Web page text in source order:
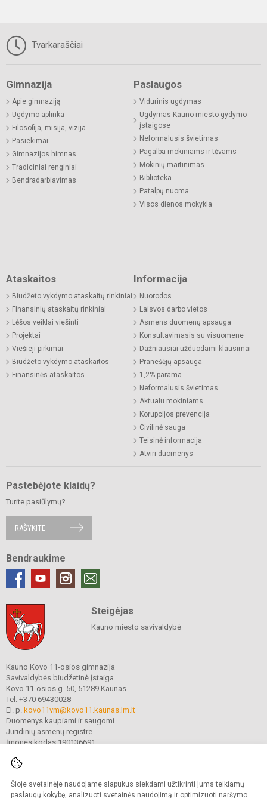
Šioje svetainėje naudojame slapukus siekdami užtikrinti jums teikiamų
paslaugų kokybę, analizuoti svetainės naudojimą ir optimizuoti naršymo
Tvarkaraščiai
Gimnazija
Apie gimnaziją
Ugdymo aplinka
Filosofija, misija, vizija
Pasiekimai
Gimnazijos himnas
Tradiciniai renginiai
Bendradarbiavimas
Paslaugos
Vidurinis ugdymas
Ugdymas Kauno miesto gydymo
įstaigose
Neformalusis švietimas
Pagalba mokiniams ir tėvams
Mokinių maitinimas
Biblioteka
Patalpų nuoma
Visos dienos mokykla
Ataskaitos
Biudžeto vykdymo ataskaitų rinkiniai
Finansinių ataskaitų rinkiniai
Lėšos veiklai viešinti
Projektai
Viešieji pirkimai
Biudžeto vykdymo ataskaitos
Finansinės ataskaitos
Informacija
Nuorodos
Laisvos darbo vietos
Asmens duomenų apsauga
Konsultavimasis su visuomene
Dažniausiai užduodami klausimai
Pranešėjų apsauga
1,2% parama
Neformalusis švietimas
Aktualu mokiniams
Korupcijos prevencija
Civilinė sauga
Teisinė informacija
Atviri duomenys
Pastebėjote klaidų?
Turite pasiūlymų?
RAŠYKITE
Bendraukime
Steigėjas
Kauno miesto savivaldybė
Kauno Kovo 11-osios gimnazija
Savivaldybės biudžetinė įstaiga
Kovo 11-osios g. 50, 51289 Kaunas
Tel. +370 69430028
El. p. kovo11vm@kovo11.kaunas.lm.lt
Duomenys kaupiami ir saugomi
Juridinių asmenų registre
Įmonės kodas 190136691
© 2021. Kauno Kovo 11-osios gimnazija. Visos teisės saugomos.
Kopijuoti turinį be raštiško gimnazijos sutikimo griežtai draudžiama.